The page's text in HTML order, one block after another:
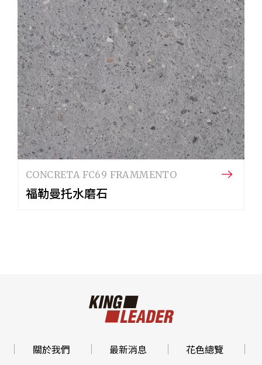
CONCRETA FC69 FRAMMENTO
福勒曼托水磨石
關於我們 最新消息
花色總覽